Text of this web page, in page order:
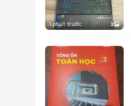
1 phút trước 2